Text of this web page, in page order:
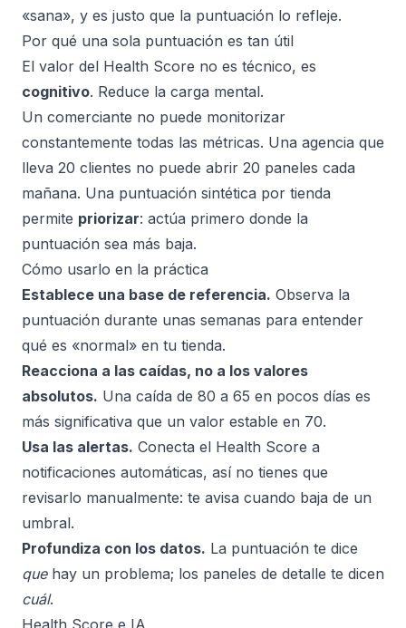
«sana», y es justo que la puntuación lo refleje.
Por qué una sola puntuación es tan útil
El valor del Health Score no es técnico, es
cognitivo. Reduce la carga mental.
Un comerciante no puede monitorizar
constantemente todas las métricas. Una agencia que
lleva 20 clientes no puede abrir 20 paneles cada
mañana. Una puntuación sintética por tienda
permite priorizar: actúa primero donde la
puntuación sea más baja.
Cómo usarlo en la práctica
Establece una base de referencia. Observa la
puntuación durante unas semanas para entender
qué es «normal» en tu tienda.
Reacciona a las caídas, no a los valores
absolutos. Una caída de 80 a 65 en pocos días es
más significativa que un valor estable en 70.
Usa las alertas. Conecta el Health Score a
notificaciones automáticas, así no tienes que
revisarlo manualmente: te avisa cuando baja de un
umbral.
Profundiza con los datos. La puntuación te dice
quehay un problema; los paneles de detalle te dicen
cuál.
Health Score e IA